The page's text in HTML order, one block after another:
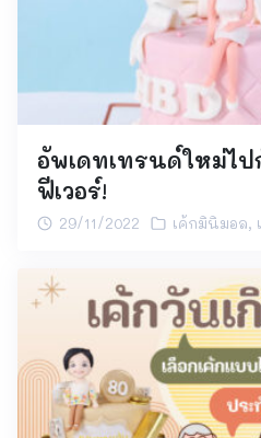
อัพเดทเทรนด์ใหม่ไป
ฟีเวอร์!
29/11/2022 เค้กมินิมอล,